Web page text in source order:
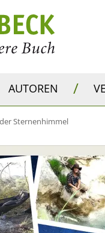
AUTOREN /
Sternenhimmel